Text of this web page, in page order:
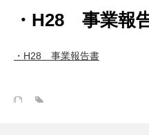
・H28 事業報
・H28 事業報告書